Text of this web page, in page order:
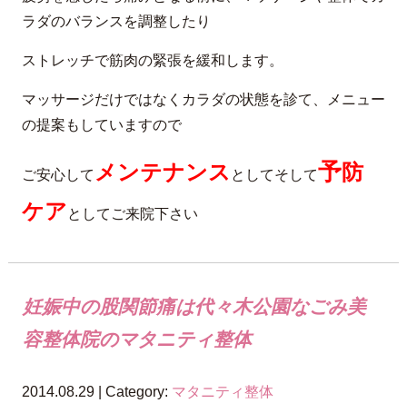
ラダのバランスを調整したり
ストレッチで筋肉の緊張を緩和します。
マッサージだけではなくカラダの状態を診て、メニュー
の提案もしていますので
ご安心して メンテナンス としてそして予防
ケアとしてご来院下さい
妊娠中の股関節痛は代々木公園なごみ美
容整体院のマタニティ整体
2014.08.29 | Category: マタニティ整体